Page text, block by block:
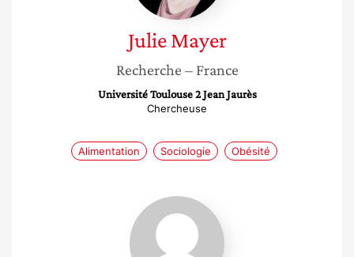
Julie Mayer
Recherche – France
Université Toulouse 2 Jean Jaurès
Chercheuse
Alimentation Sociologie Obésité
Audrey
Arnoult